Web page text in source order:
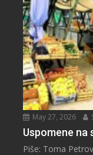
May 27, 2026
Uspomene na
Piše: Toma